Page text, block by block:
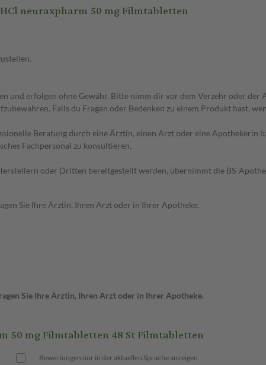
neuraxpharm 50 mg Filmtabletten
und erfolgen ohne Gewähr. Bitte nimm dir vor dem Verzehr oder
Falls du Fragen oder Bedenken zu einem Produkt hast,
Beratung durch eine Ärztin, einen Arzt oder eine Apothekerin
Fachpersonal zu konsultieren.
oder Dritten bereitgestellt werden, übernimmt die BS-
Sie Ihre Ärztin, Ihren Arzt oder in Ihrer Apotheke.
Sie Ihre Ärztin, Ihren Arzt oder in Ihrer Apotheke.
50 mg Filmtabletten 48 St Filmtabletten
Bewertungen nur in der aktuellen Sprache anzeigen.